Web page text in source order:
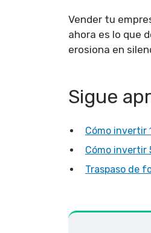
Vender tu
ahora es lo que
erosiona en
Sigue
Cómo invertir
Cómo invertir
Traspaso de